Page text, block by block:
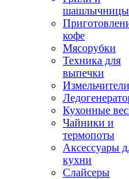
шашлычницы
кофе
Мясорубки
Техника для
выпечки
Измельчители
Кухонные
Чайники и
термопоты
Аксессуары
кухни
Слайсеры